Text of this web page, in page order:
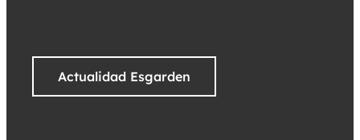
Actualidad Esgarden